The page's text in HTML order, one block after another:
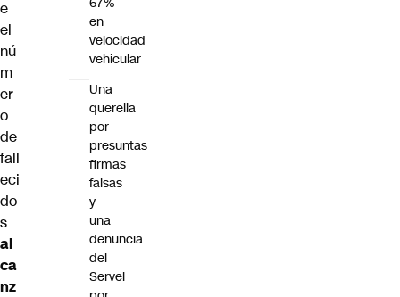
e
el
nú
m
er
o
de
fall
eci
do
s
al
ca
nz
en
velocidad
vehicular
Una
querella
por
presuntas
firmas
falsas
y
una
denuncia
del
Servel